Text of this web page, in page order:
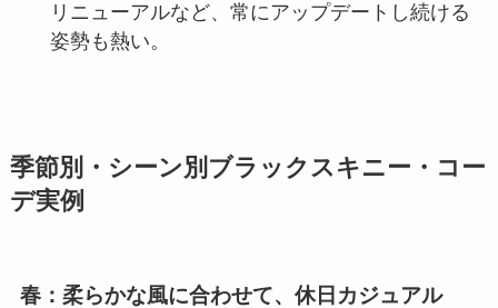
リニューアルなど、常にアップデートし続ける
姿勢も熱い。
季節別・シーン別ブラックスキニー・コー
デ実例
春：柔らかな風に合わせて、休日カジュアル